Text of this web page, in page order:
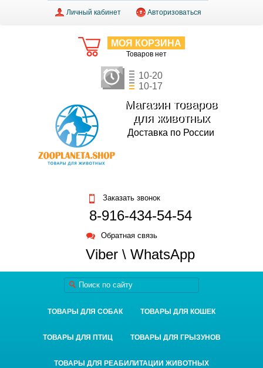
Личный кабинет Авторизоваться
МОЯ КОРЗИНА
Товаров нет
10-20
10-17
Магазин товаров
для животных
Доставка по России
Заказать звонок
8-916-434-54-54
Обратная связь
Viber \ WhatsApp
ТОВАРЫ ДЛЯ СОБАК ТОВАРЫ ДЛЯ КОШЕК
ТОВАРЫ ДЛЯ ПТИЦ ТОВАРЫ ДЛЯ ГРЫЗУНОВ
ТОВАРЫ ДЛЯ РЕАБИЛИТАЦИИ ЖИВОТНЫХ